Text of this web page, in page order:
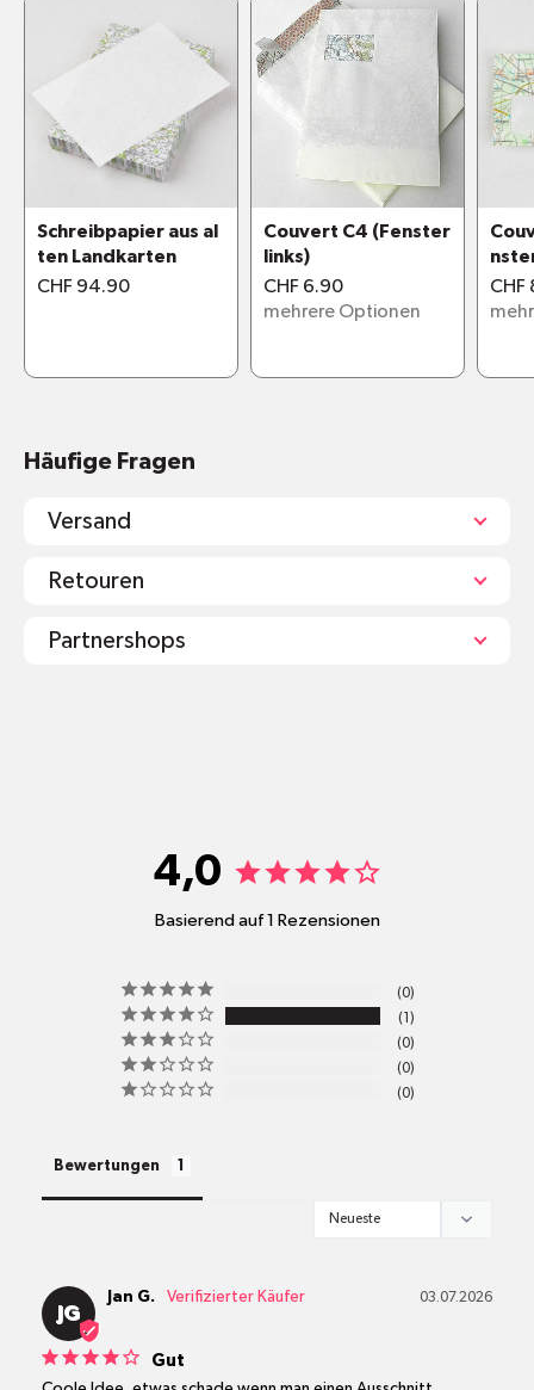
100 Blatt
Kopfleimung
Hergestellt aus Schneideabfällen
Schreibpapier aus al
ten Landkarten
CHF 94.90
Couvert C4 (Fenster
links)
CHF 6.90
mehrere Optionen
CHF
Häufige Fragen
Versand
pro
Standort
Versandkosten
Retouren
Partnershops
4,0
Basierend auf 1 Rezensionen
0
1
0
0
0
Bewertungen
JG
03.07.2026
Jan G.
Gut